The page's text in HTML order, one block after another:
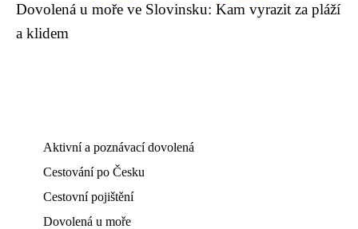
Dovolená u moře ve Slovinsku: Kam vyrazit za pláží
a klidem
Aktivní a poznávací dovolená
Cestování po Česku
Cestovní pojištění
Dovolená u moře